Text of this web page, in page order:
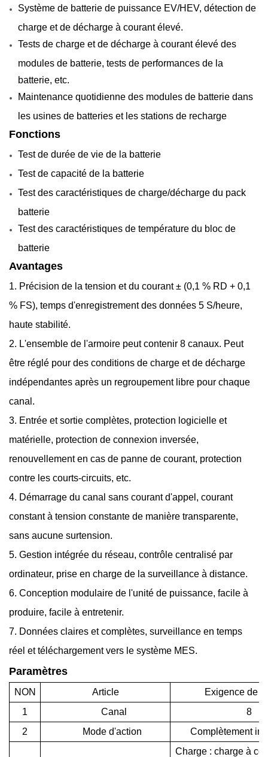
Système de batterie de puissance EV/HEV, détection de
charge et de décharge à courant élevé.
Tests de charge et de décharge à courant élevé des
modules de batterie, tests de performances de la
batterie, etc.
Maintenance quotidienne des modules de batterie dans
les usines de batteries et les stations de recharge
Fonctions
Test de durée de vie de la batterie
Test de capacité de la batterie
Test des caractéristiques de charge/décharge du pack
batterie
Test des caractéristiques de température du bloc de
batterie
Avantages
1. Précision de la tension et du courant ± (0,1 % RD + 0,1
% FS), temps d'enregistrement des données 5 S/heure,
haute stabilité.
2. L'ensemble de l'armoire peut contenir 8 canaux. Peut
être réglé pour des conditions de charge et de décharge
indépendantes après un regroupement libre pour chaque
canal.
3. Entrée et sortie complètes, protection logicielle et
matérielle, protection de connexion inversée,
renouvellement en cas de panne de courant, protection
contre les courts-circuits, etc.
4. Démarrage du canal sans courant d'appel, courant
constant à tension constante de manière transparente,
sans aucune surtension.
5. Gestion intégrée du réseau, contrôle centralisé par
ordinateur, prise en charge de la surveillance à distance.
6. Conception modulaire de l'unité de puissance, facile à
produire, facile à entretenir.
7. Données claires et complètes, surveillance en temps
réel et téléchargement vers le système MES.
Paramètres
NON Article
Exigence de
1
Canal
8
2
Mode d'action Complètement
Charge : charge à